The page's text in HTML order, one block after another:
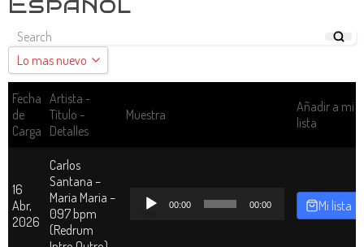
Lo mas nuevo
Lo mas nuevo
Ordenar por A - Z
Fecha
de
Carga
Artista -
Título -
Detalles
Muestra
Añadir a mi
lista
16
Abr,
2026
Carlos
Santana –
Maria Maria –
097 bpm
(Redrum
Reproductor
00:00 00:00 Mi lista